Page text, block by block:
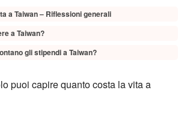
a Taiwan – Riflessioni generali
a Taiwan?
gli stipendi a Taiwan?
puoi capire quanto costa la vita a